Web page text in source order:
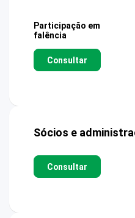
Participação em
falência
Consultar
Sócios e
Consultar